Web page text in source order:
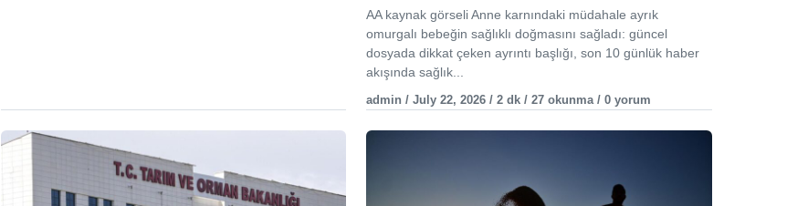
AA kaynak görseli Anne karnındaki müdahale ayrık
omurgalı bebeğin sağlıklı doğmasını sağladı: güncel
dosyada dikkat çeken ayrıntı başlığı, son 10 günlük haber
akışında sağlık...
admin / July 22, 2026 / 2 dk / 27 okunma / 0 yorum